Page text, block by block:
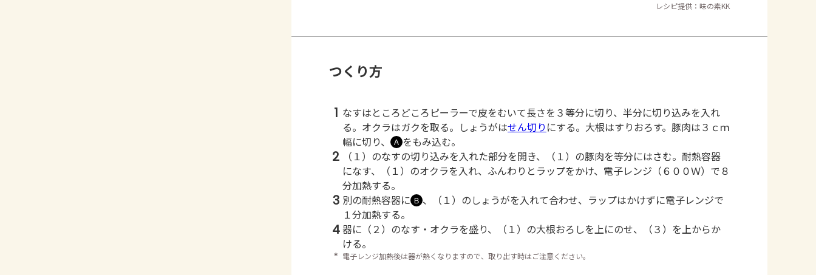
レシピ提供：味の素KK
つくり方
1 なすはところどころピーラーで皮をむいて長さを３等分に切り、半分に切り込みを入れ
る。オクラはガクを取る。しょうがはせん切り にする。大根はすりおろす。豚肉は３ｃｍ
幅に切り、
Ａ をもみ込む。
2
（１）のなすの切り込みを入れた部分を開き、（１）の豚肉を等分にはさむ。耐熱容器
になす、（１）のオクラを入れ、ふんわりとラップをかけ、電子レンジ（６００Ｗ）で８
分加熱する。
3 別の耐熱容器に Ｂ 、（１）のしょうがを入れて合わせ、ラップはかけずに電子レンジで
１分加熱する。
4器に（２）のなす・オクラを盛り、（１）の大根おろしを上にのせ、（３）を上からか
ける。
＊ 電子レンジ加熱後は器が熱くなりますので、取り出す時はご注意ください。